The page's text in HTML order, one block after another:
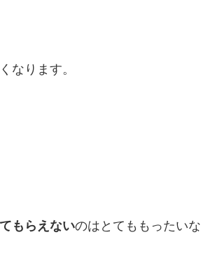
なります。
もらえないのはとてももったい